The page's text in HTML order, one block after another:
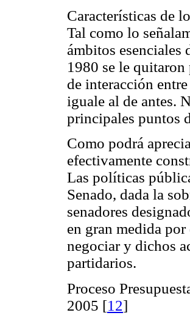
Características de
Tal como lo
ámbitos esenciales
1980 se le
de interacción
iguale al de antes.
principales puntos
Como podrá
efectivamente
Las políticas
Senado, dada la
senadores
en gran medida
negociar y dichos
partidarios.
Proceso
2005 [12]